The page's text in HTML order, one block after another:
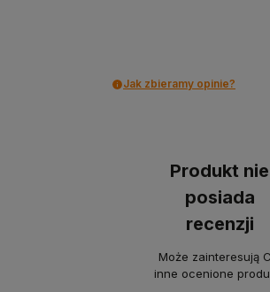
Jak zbieramy opinie?
Produkt nie
posiada
recenzji
Może zainteresują
inne ocenione